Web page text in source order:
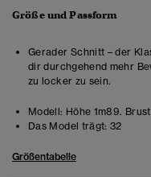
Größe und Passform
Gerader Schnitt – der
dir durchgehend mehr
zu locker zu sein.
Modell: Höhe 1m89.
Das Model trägt: 32
Größentabelle